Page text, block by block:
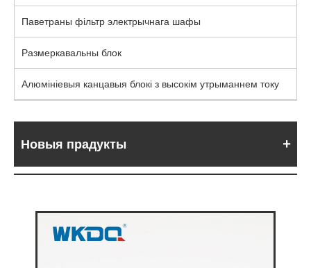
Паветраны фільтр электрычнага шафы
Размеркавальны блок
Алюмініевыя канцавыя блокі з высокім утрыманнем току
Новыя прадукты